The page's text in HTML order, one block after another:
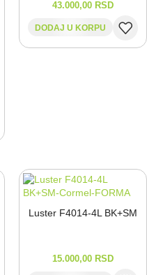
43.000,00 RSD
DODAJ U KORPU
Luster F4014-⁠4L BK+SM
15.000,00 RSD